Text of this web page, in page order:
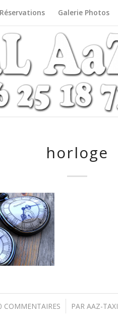
Réservations Galerie Photos
horloge
COMMENTAIRES
/ PAR AAZ-TAXI